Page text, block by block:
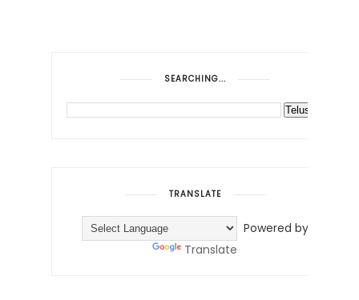
SEARCHING...
TRANSLATE
Powered by
Translate